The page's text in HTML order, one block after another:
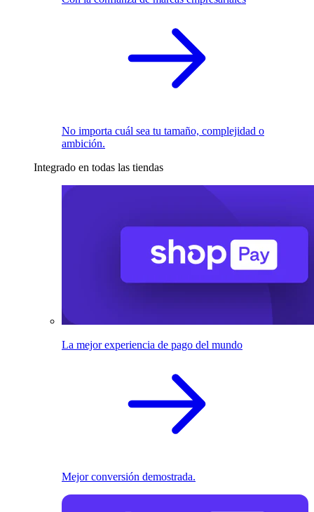
No importa cuál sea tu tamaño, complejidad o
ambición.
Integrado en todas las tiendas
La mejor experiencia de pago del mundo
Mejor conversión demostrada.